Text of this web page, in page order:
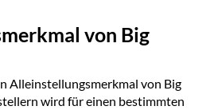
von Big
Alleinstellungsmerkmal von Big
wird für einen bestimmten